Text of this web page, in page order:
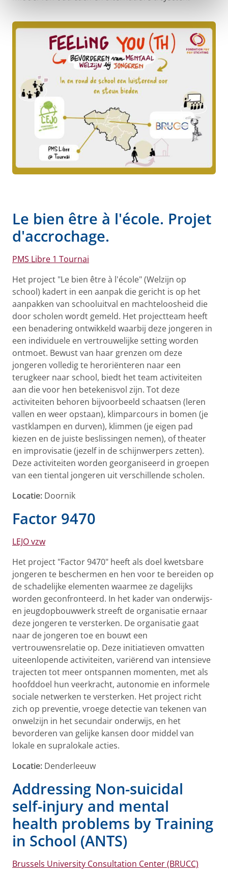
Le bien être à l'école. Projet
d'accrochage.
PMS Libre 1 Tournai
Het project "Le bien être à l'école" (Welzijn op
school) kadert in een aanpak die gericht is op het
aanpakken van schooluitval en machteloosheid die
door scholen wordt gemeld. Het projectteam heeft
een benadering ontwikkeld waarbij deze jongeren in
een individuele en vertrouwelijke setting worden
ontmoet. Bewust van haar grenzen om deze
jongeren volledig te heroriënteren naar een
terugkeer naar school, biedt het team activiteiten
aan die voor hen betekenisvol zijn. Tot deze
activiteiten behoren bijvoorbeeld schaatsen (leren
vallen en weer opstaan), klimparcours in bomen (je
vastklampen en durven), klimmen (je eigen pad
kiezen en de juiste beslissingen nemen), of theater
en improvisatie (jezelf in de schijnwerpers zetten).
Deze activiteiten worden georganiseerd in groepen
van een tiental jongeren uit verschillende scholen.
Locatie: Doornik
Factor 9470
LEJO vzw
Het project "Factor 9470" heeft als doel kwetsbare
jongeren te beschermen en hen voor te bereiden op
de schadelijke elementen waarmee ze dagelijks
worden geconfronteerd. In het kader van onderwijs-
en jeugdopbouwwerk streeft de organisatie ernaar
deze jongeren te versterken. De organisatie gaat
naar de jongeren toe en bouwt een
vertrouwensrelatie op. Deze initiatieven omvatten
uiteenlopende activiteiten, variërend van intensieve
trajecten tot meer ontspannen momenten, met als
hoofddoel hun veerkracht, autonomie en informele
sociale netwerken te versterken. Het project richt
zich op preventie, vroege detectie van tekenen van
onwelzijn in het secundair onderwijs, en het
bevorderen van gelijke kansen door middel van
lokale en supralokale acties.
Locatie: Denderleeuw
Addressing Non-suicidal
self-injury and mental
health problems by Training
in School (ANTS)
Brussels University Consultation Center (BRUCC)